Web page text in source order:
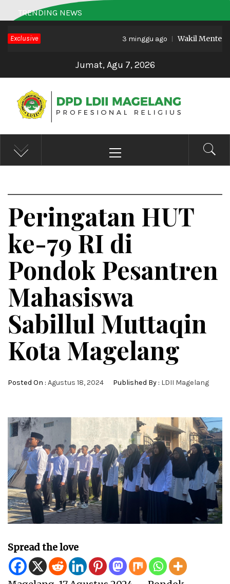
to
content
TRENDING NEWS
Exclusive 3 minggu ago Wakil Menteri
Jumat, Agu 7, 2026
DPD LDII MAGELANG
Profesional Religius
Menu
Peringatan HUT
ke-79 RI di
Pondok Pesantren
Mahasiswa
Sabillul Muttaqin
Kota Magelang
Posted On : Agustus 18, 2024 Published By : LDII Magelang
Spread the love